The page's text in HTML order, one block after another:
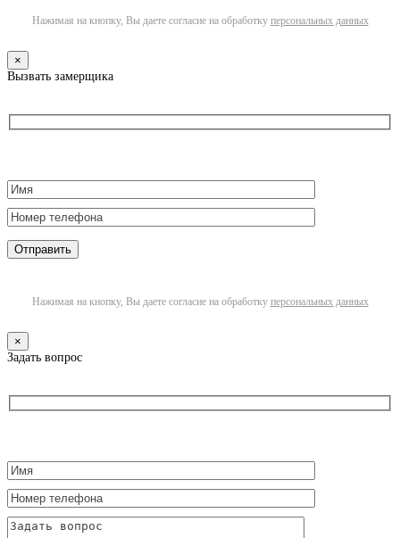
Нажимая на кнопку, Вы даете согласие на обработку персональных данных
×
Вызвать замерщика
Нажимая на кнопку, Вы даете согласие на обработку персональных данных
×
Задать вопрос